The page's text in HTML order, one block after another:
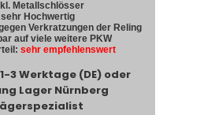
Metallschlösser
sehr Hochwertig
Verkratzungen der Reling
auf viele weitere PKW
sehr empfehlenswert
3 Werktage (DE) oder
Lager Nürnberg